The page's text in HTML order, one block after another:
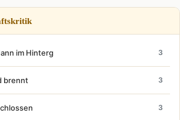
im Hinterg 3
brennt 3
3